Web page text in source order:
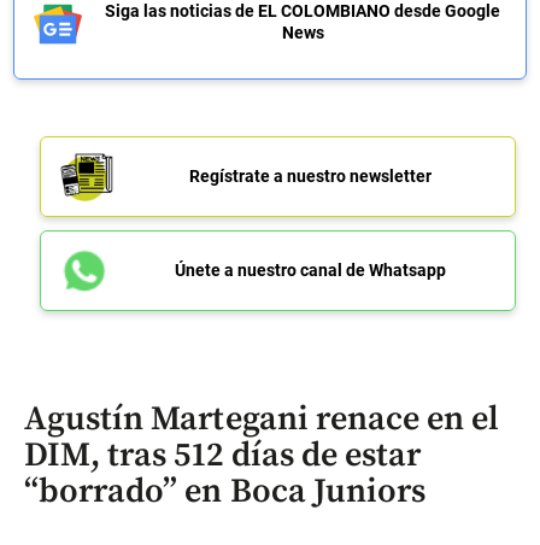
Siga las noticias de EL COLOMBIANO desde Google
News
Regístrate a nuestro newsletter
Únete a nuestro canal de Whatsapp
Agustín Martegani renace en el
DIM, tras 512 días de estar
“borrado” en Boca Juniors